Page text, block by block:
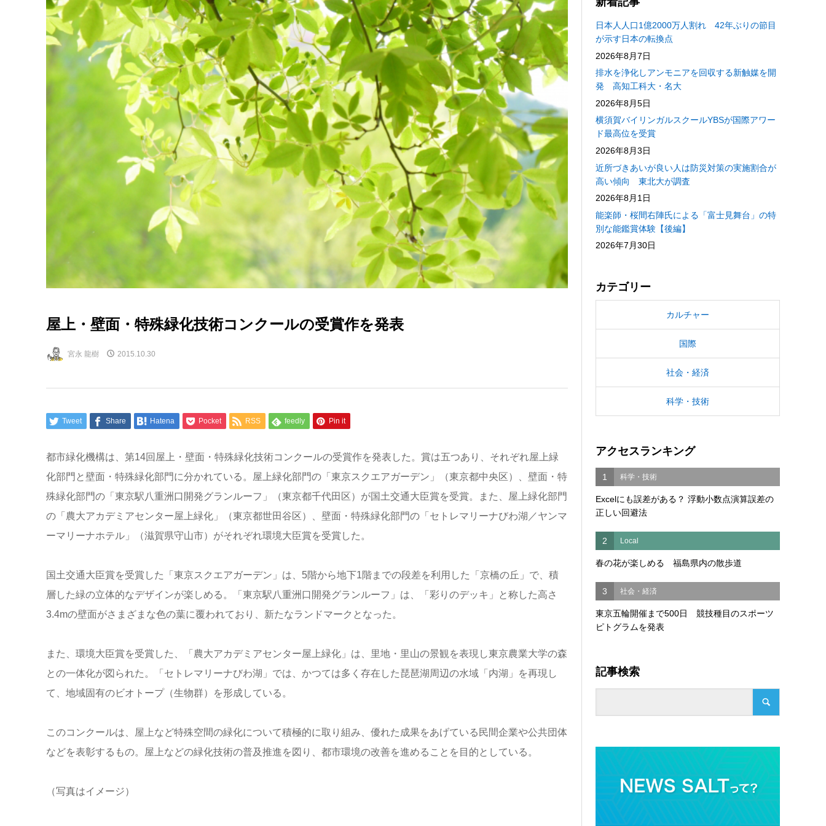
屋上・壁面・特殊緑化技術コンクールの受賞作を発表
宮永 龍樹 2015.10.30
Tweet Share Hatena Pocket RSS feedly Pin it
都市緑化機構は、第14回屋上・壁面・特殊緑化技術コンクールの受賞作を発表した。賞は五つあり、それぞれ屋上緑
化部門と壁面・特殊緑化部門に分かれている。屋上緑化部門の「東京スクエアガーデン」（東京都中央区）、壁面・特
殊緑化部門の「東京駅八重洲口開発グランルーフ」（東京都千代田区）が国土交通大臣賞を受賞。また、屋上緑化部門
の「農大アカデミアセンター屋上緑化」（東京都世田谷区）、壁面・特殊緑化部門の「セトレマリーナびわ湖／ヤンマ
ーマリーナホテル」（滋賀県守山市）がそれぞれ環境大臣賞を受賞した。
国土交通大臣賞を受賞した「東京スクエアガーデン」は、5階から地下1階までの段差を利用した「京橋の丘」で、積
層した緑の立体的なデザインが楽しめる。「東京駅八重洲口開発グランルーフ」は、「彩りのデッキ」と称した高さ
3.4mの壁面がさまざまな色の葉に覆われており、新たなランドマークとなった。
また、環境大臣賞を受賞した、「農大アカデミアセンター屋上緑化」は、里地・里山の景観を表現し東京農業大学の森
との一体化が図られた。「セトレマリーナびわ湖」では、かつては多く存在した琵琶湖周辺の水域「内湖」を再現し
て、地域固有のビオトープ（生物群）を形成している。
このコンクールは、屋上など特殊空間の緑化について積極的に取り組み、優れた成果をあげている民間企業や公共団体
などを表彰するもの。屋上などの緑化技術の普及推進を図り、都市環境の改善を進めることを目的としている。
（写真はイメージ）
日本人人口1億2000万人割れ 42年ぶりの節目
が示す日本の転換点
2026年8月7日
排水を浄化しアンモニアを回収する新触媒を開
発 高知工科大・名大
2026年8月5日
横須賀バイリンガルスクールYBSが国際アワー
ド最高位を受賞
2026年8月3日
近所づきあいが良い人は防災対策の実施割合が
高い傾向 東北大が調査
2026年8月1日
能楽師・桜間右陣氏による「富士見舞台」の特
別な能鑑賞体験【後編】
2026年7月30日
カテゴリー
カルチャー
国際
社会・経済
科学・技術
アクセスランキング
1 科学・技術
Excelにも誤差がある？ 浮動小数点演算誤差の
正しい回避法
2 Local
春の花が楽しめる 福島県内の散歩道
3 社会・経済
東京五輪開催まで500日 競技種目のスポーツ
ピトグラムを発表
記事検索